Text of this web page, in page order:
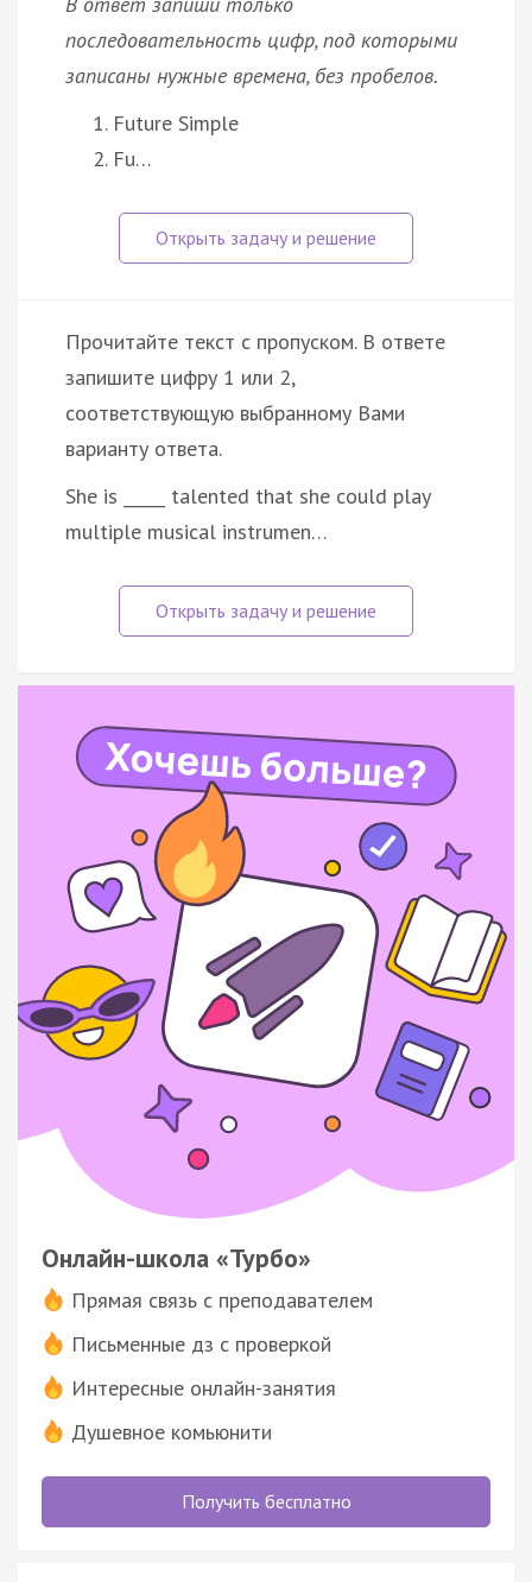
последовательность цифр, под которыми
записаны нужные времена, без пробелов.
Future Simple
Fu…
Прочитайте текст с пропуском. В ответе
запишите цифру 1 или 2,
соответствующую выбранному Вами
варианту ответа.
She is _____ talented that she could play
multiple musical instrumen…
Онлайн-школа «Турбо»
Прямая связь с преподавателем
Письменные дз с проверкой
Интересные онлайн-занятия
Душевное комьюнити
Получить бесплатно